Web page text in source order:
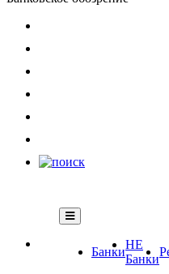
Банки
НЕ
Банки